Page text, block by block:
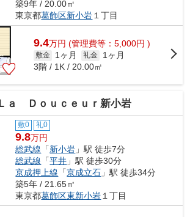
築9年 / 20.00㎡
東京都葛飾区新小岩 １丁目
9.4万円 (管理費等：5,000円 )
敷金 1ヶ月 礼金
1ヶ月
3階 / 1K / 20.00㎡
Ｌａ Ｄｏｕｃｅｕｒ新小岩
敷0 礼0
9.8万円
総武線 「新小岩 」駅 徒歩7分
総武線 「平井 」駅 徒歩30分
京成押上線 「京成立石 」駅 徒歩34分
築5年 / 21.65㎡
東京都葛飾区東新小岩１丁目